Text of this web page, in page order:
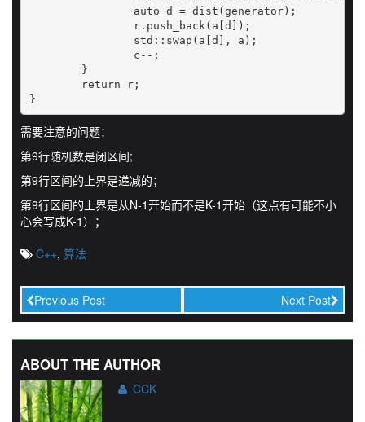
}
需要注意的问题：
第9行随机数是闭区间;
第9行区间的上界是递减的；
第9行区间的上界是从N-1开始而不是K-1开始（这点有可能不小
心会写成K-1）；
C++, 算法
Previous Post Next Post
ABOUT THE AUTHOR
CCK